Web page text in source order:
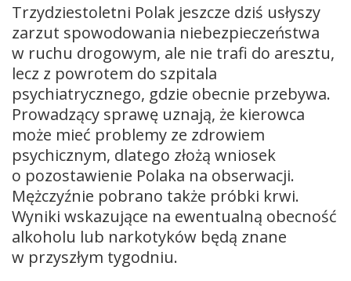
Trzydziestoletni Polak jeszcze dziś usłyszy
zarzut spowodowania niebezpieczeństwa
w ruchu drogowym, ale nie trafi do aresztu,
lecz z powrotem do szpitala
psychiatrycznego, gdzie obecnie przebywa.
Prowadzący sprawę uznają, że kierowca
może mieć problemy ze zdrowiem
psychicznym, dlatego złożą wniosek
o pozostawienie Polaka na obserwacji.
Mężczyźnie pobrano także próbki krwi.
Wyniki wskazujące na ewentualną obecność
alkoholu lub narkotyków będą znane
w przyszłym tygodniu.